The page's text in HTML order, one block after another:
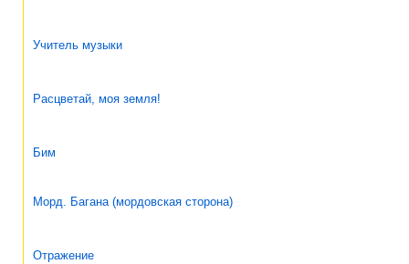
Учитель музыки
Расцветай, моя земля!
Бим
Морд. Багана (мордовская сторона)
Отражение